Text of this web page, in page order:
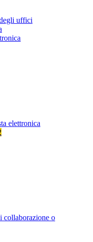
uffici
elettronica
collaborazione o